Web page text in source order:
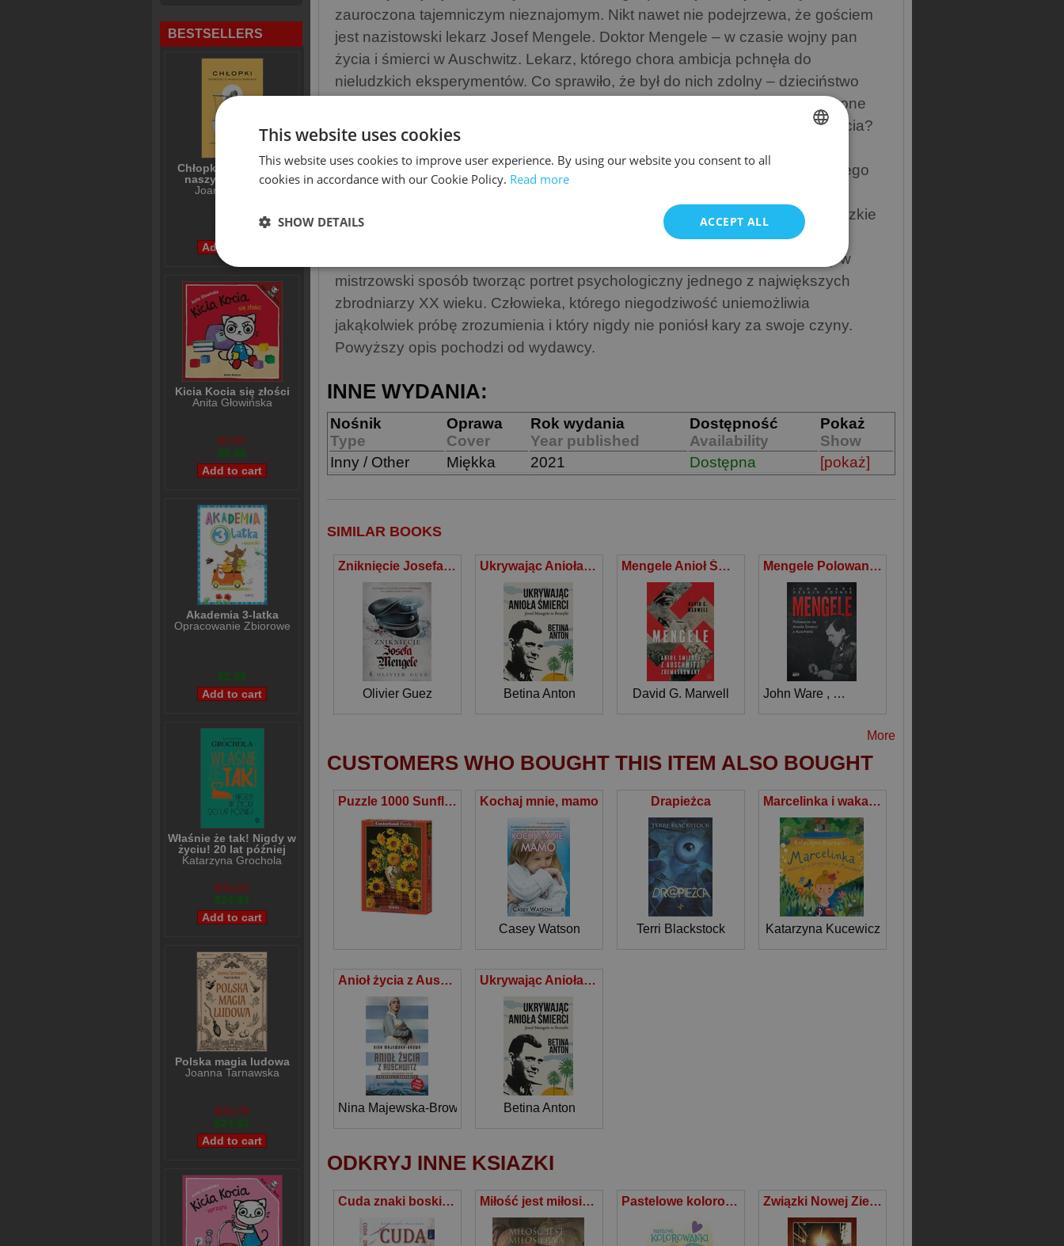
BESTSELLERS
Chłopki Opowieść o
naszych babkach
Joanna Kuciel-
$36,25
Kicia Kocia się złości
Anita Głowińska
$7,97
$5,98
Akademia 3-latka
Opracowanie Zbiorowe
$2,99
Właśnie że tak! Nigdy w
życiu! 20 lat później
Katarzyna Grochola
$31,10
$24,93
Polska magia ludowa
Joanna Tarnawska
$31,78
$24,93
zauroczona tajemniczym nieznajomym. Nikt nawet nie podejrzewa, że gościem
jest nazistowski lekarz Josef Mengele. Doktor Mengele – w czasie wojny pan
życia i śmierci w Auschwitz. Lekarz, którego chora ambicja pchnęła do
nieludzkich eksperymentów. Co sprawiło, że był do nich zdolny – dzieciństwo
bez miłości, surowy kraj, w którym przyszedł na świat, czy po prostu wrodzone
zło? Trudno zobaczyć w nim człowieka. A co widziały w nim kobiety jego życia?
odwiedzała go w Auschwitz. Teresa, obozowa lekarka, będąca świadkiem jego
okrucieństw. Czy Pia, niepozorna Brazylijka, jest w stanie nawiązać nić
porozumienia z tym człowiekiem? Czy może obudzić w nim jakiekolwiek ludzkie
uczucia? Czy którakolwiek z kobiet odkryła choćby fragment jego złożonej i
zbrodniczej natury? W tej opowieści fikcja przeplata się z rzeczywistością, w
mistrzowski sposób tworząc portret psychologiczny jednego z największych
zbrodniarzy XX wieku. Człowieka, którego niegodziwość uniemożliwia
jakąkolwiek próbę zrozumienia i który nigdy nie poniósł kary za swoje czyny.
Powyższy opis pochodzi od wydawcy.
INNE WYDANIA:
Nośnik
Type
Oprawa
Cover
Rok wydania
Year published
Dostępność
Availability
Pokaż
Show
Inny / Other
Miękka 2021 Dostępna [pokaż]
SIMILAR BOOKS
Zniknięcie Josefa Mengele
Olivier Guez
Ukrywając Anioła Śmierci. Josef Mengele w Brazylii
Betina Anton
Mengele Anioł Śmierci z Auschwitz zdemaskowany
David G. Marwell
Mengele Polowanie na Anioła Śmierci z Auschwitz
John Ware , Gerald Posner
More
CUSTOMERS WHO BOUGHT THIS ITEM ALSO BOUGHT
Puzzle 1000 Sunflowers in a Peacock Vase Kochaj mnie, mamo
Casey Watson
Drapieżca
Terri Blackstock
Marcelinka i wakacyjna przygoda na Mazurach
Katarzyna Kucewicz
Anioł życia z Auschwitz
Nina Majewska-Brown
Ukrywając Anioła Śmierci. Josef Mengele w Brazylii
Betina Anton
ODKRYJ INNE KSIAZKI
Cuda znaki boskie interwencje Miłość jest miłosierna Spojrzenia miłości nr 8 Pastelowe kolorowanki Roztańczone baletnice Związki Nowej Ziemi Przewodnik dla par i nie tylko na XXI wiek
This website uses cookies
This website uses cookies to improve user experience. By using our website you consent to all
cookies in accordance with our Cookie Policy. Read more
ACCEPT ALL
SHOW DETAILS